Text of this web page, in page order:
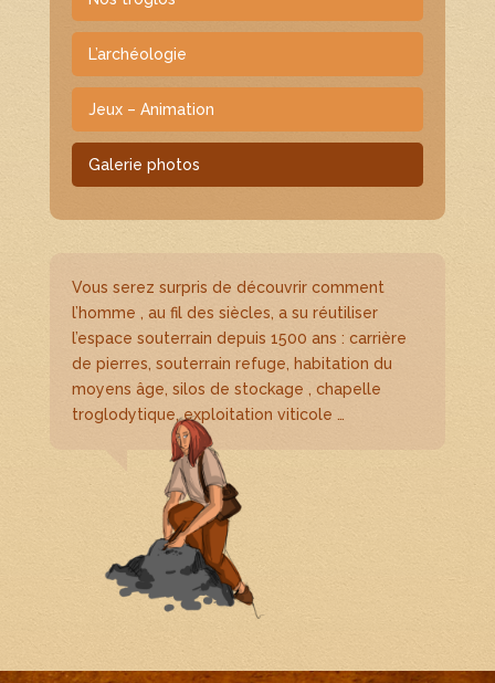
L’archéologie
Jeux – Animation
Galerie photos
Vous serez surpris de découvrir comment
l’homme , au fil des siècles, a su réutiliser
l’espace souterrain depuis 1500 ans : carrière
de pierres, souterrain refuge, habitation du
moyens âge, silos de stockage , chapelle
troglodytique, exploitation viticole …